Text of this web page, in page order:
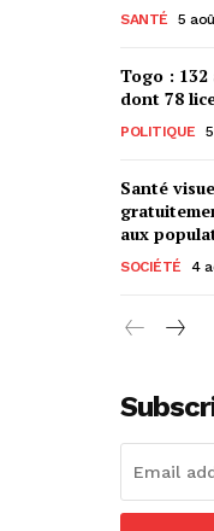
SANTÉ 5
Togo : 132
dont 78
POLITIQUE
Santé
aux
SOCIÉTÉ 4